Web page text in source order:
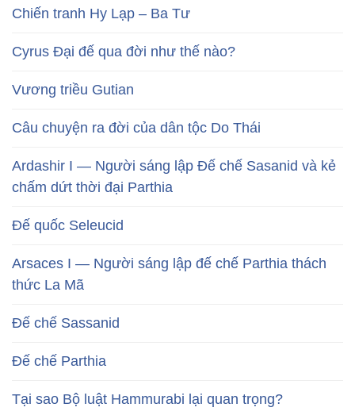
Chiến tranh Hy Lạp – Ba Tư
Cyrus Đại đế qua đời như thế nào?
Vương triều Gutian
Câu chuyện ra đời của dân tộc Do Thái
Ardashir I — Người sáng lập Đế chế Sasanid và kẻ
chấm dứt thời đại Parthia
Đế quốc Seleucid
Arsaces I — Người sáng lập đế chế Parthia thách
thức La Mã
Đế chế Sassanid
Đế chế Parthia
Tại sao Bộ luật Hammurabi lại quan trọng?